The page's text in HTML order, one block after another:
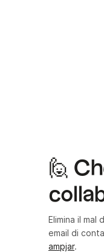
🙋
Elimina il
email di
ampjar.